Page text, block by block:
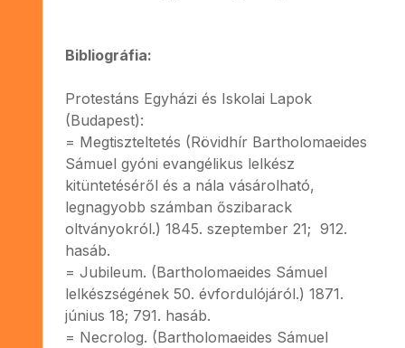
Bibliográfia:
Protestáns Egyházi és Iskolai Lapok
(Budapest):
= Megtiszteltetés (Rövidhír Bartholomaeides
Sámuel gyóni evangélikus lelkész
kitüntetéséről és a nála vásárolható,
legnagyobb számban őszibarack
oltványokról.) 1845. szeptember 21; 912.
hasáb.
= Jubileum. (Bartholomaeides Sámuel
lelkészségének 50. évfordulójáról.) 1871.
június 18; 791. hasáb.
= Necrolog. (Bartholomaeides Sámuel